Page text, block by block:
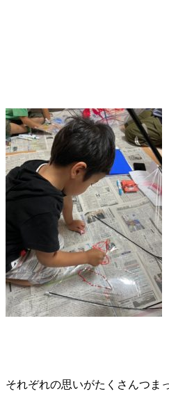
それぞれの思いがたくさんつま